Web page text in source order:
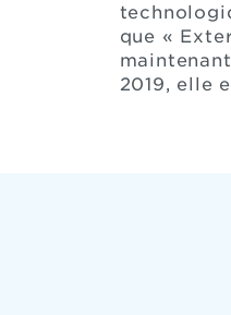
que «
2019, elle